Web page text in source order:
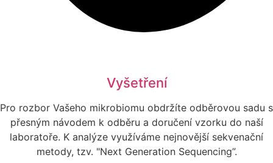
Vyšetření
Pro rozbor Vašeho mikrobiomu obdržíte odběrovou sadu s
přesným návodem k odběru a doručení vzorku do naší
laboratoře. K analýze využíváme nejnovější sekvenační
metody, tzv. "Next Generation Sequencing”.